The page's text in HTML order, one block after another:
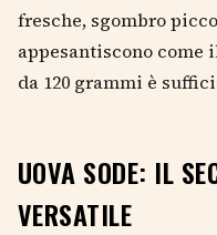
fresche, sgombro
appesantiscono come
da 120 grammi è
UOVA SODE: IL
VERSATILE